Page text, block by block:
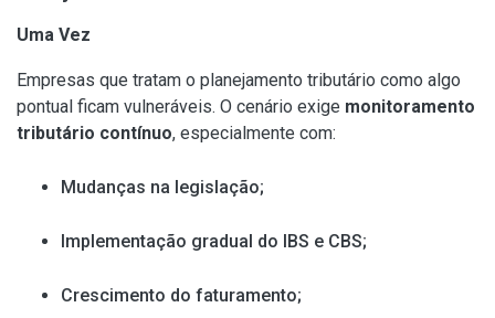
Uma Vez
Empresas que tratam o planejamento tributário como algo
pontual ficam vulneráveis. O cenário exige monitoramento
tributário contínuo, especialmente com:
Mudanças na legislação;
Implementação gradual do IBS e CBS;
Crescimento do faturamento;